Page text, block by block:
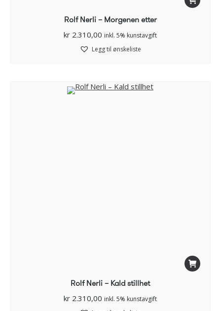
Rolf Nerli – Morgenen etter
kr 2.310,00 inkl. 5% kunstavgift
Legg til ønskeliste
Rolf Nerli – Kald stillhet
kr 2.310,00 inkl. 5% kunstavgift